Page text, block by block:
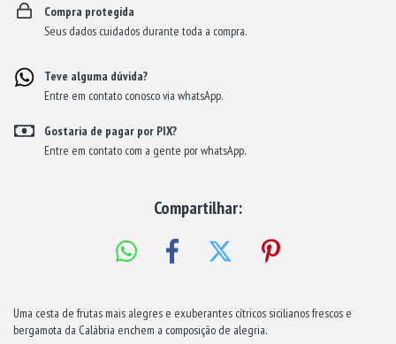
Compra protegida
Seus dados cuidados durante toda a compra.
Teve alguma dúvida?
Entre em contato conosco via whatsApp.
Gostaria de pagar por PIX?
Entre em contato com a gente por whatsApp.
Compartilhar:
Uma cesta de frutas mais alegres e exuberantes cítricos sicilianos frescos e
bergamota da Calábria enchem a composição de alegria.